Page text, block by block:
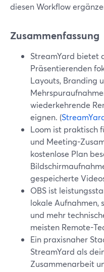
diesen Workflow
Zusammenfassung
StreamYard bietet
Präsentierenden
Layouts, Branding
wiederkehrende
eignen. (
Loom ist praktisch
und Meeting-
kostenlose Plan
gespeicherte
OBS ist
lokale Aufnahmen,
und mehr
meisten Remote-
Ein praxisnaher
StreamYard als
Zusammenarbeit